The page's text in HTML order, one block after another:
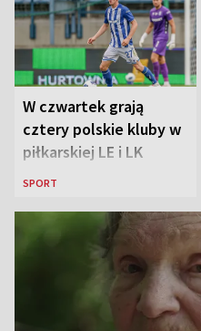
W czwartek grają
cztery polskie kluby w
piłkarskiej LE i LK
SPORT